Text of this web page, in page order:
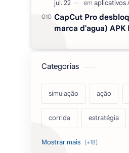
CapCut Pro
marca d'agua) APK
Categorias
simulação ação
corrida estratégia
acarde esportes